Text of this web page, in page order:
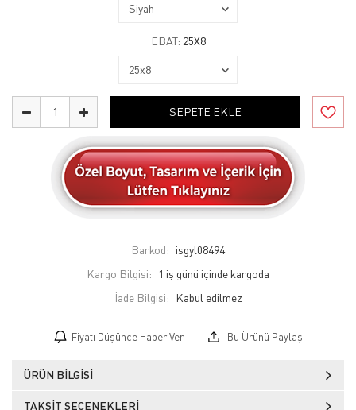
EBAT: 25X8
SEPETE EKLE
Barkod: isgyl08494
Kargo Bilgisi:
1 iş günü içinde kargoda
İade Bilgisi:
Fiyatı Düşünce Haber Ver Bu Ürünü Paylaş
ÜRÜN BILGISI
TAKSIT SEÇENEKLERI